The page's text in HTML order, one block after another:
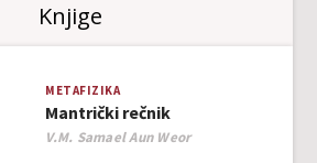
Knjige
METAFIZIKA
Mantrički rečnik
Author
V.M. Samael Aun Weor